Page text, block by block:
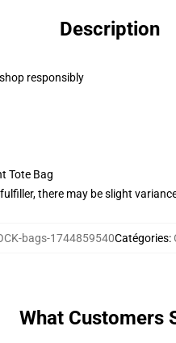
Description
responsibly
Tote Bag
there may be slight
bags-1744859540Catégories:
What Customers